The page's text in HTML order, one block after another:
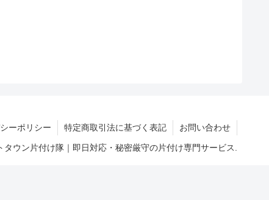
ーポリシー 特定商取引法に基づく表記 お問い合わせ
ウン片付け隊｜即日対応・秘密厳守の片付け専門サービス.